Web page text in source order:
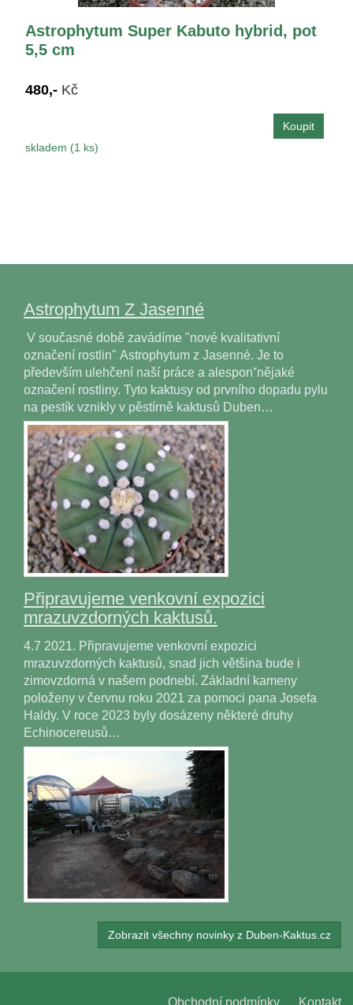
Astrophytum Super Kabuto hybrid, pot
5,5 cm
480,- Kč
skladem (1 ks)
Astrophytum Z Jasenné
V současné době zavádíme "nové kvalitativní
označení rostlin" Astrophytum z Jasenné. Je to
především ulehčení naší práce a alesponˇnějaké
označení rostliny. Tyto kaktusy od prvního dopadu pylu
na pestík vznikly v pěstírně kaktusů Duben…
Připravujeme venkovní expozici
mrazuvzdorných kaktusů.
4.7 2021. Připravujeme venkovní expozici
mrazuvzdorných kaktusů, snad jich většina bude i
zimovzdorná v našem podnebí. Základní kameny
položeny v červnu roku 2021 za pomoci pana Josefa
Haldy. V roce 2023 byly dosázeny některé druhy
Echinocereusů…
Zobrazit všechny novinky z Duben-Kaktus.cz
Obchodní podmínky Kontakt